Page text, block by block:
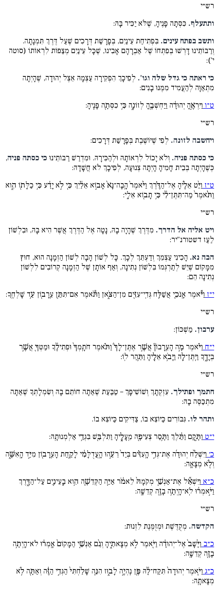
רש״י
ותתעלף. כִּסְּתָה פָנֶיהָ, שֶׁלֹּא יַכִּיר בָּהּ:
ותשב בפתח עינים. בִּפְתִיחַת עֵינַיִם, בְּפָרָשַׁת דְּרָכִים שֶׁעַל דֶּרֶךְ תִּמְנָתָה.
וְרַבּוֹתֵינוּ דָּרְשׁוּ בְּפִתְחוֹ שֶׁל אַבְרָהָם אָבִינוּ, שֶׁכָּל עֵינַיִם מְצַפּוֹת לִרְאוֹתוֹ (סוטה
י'):
כי ראתה כי גדל שלה וגו'. לְפִיכָךְ הִפְקִירָה עַצְמָהּ אֵצֶל יְהוּדָה, שֶׁהָיְתָה
מִתְאַוָּה לְהַעֲמִיד מִמֶּנּוּ בָנִים:
ט״ו וַיִּרְאֶ֣הָ יְהוּדָ֔ה וַיַּחְשְׁבֶ֖הָ לְזוֹנָ֑ה כִּ֥י כִסְּתָ֖ה פָּנֶֽיהָ:
רש״י
ויחשבה לזונה. לְפִי שֶׁיּוֹשֶׁבֶת בְּפָרָשַׁת דְּרָכִים:
כי כסתה פניה. וְלֹא יָכוֹל לִרְאוֹתָהּ וּלְהַכִּירָהּ. וּמִדְרַשׁ רַבּוֹתֵינוּ כי כסתה פניה,
כְּשֶׁהָיְתָה בְּבֵית חָמִיהָ הָיְתָה צְנוּעָה, לְפִיכָךְ לֹא חֲשָׁדָהּ:
ט״ז וַיֵּ֨ט אֵלֶ֜יהָ אֶל־הַדֶּ֗רֶךְ וַיֹּ֨אמֶר֙ הָֽבָה־נָּא֙ אָב֣וֹא אֵלַ֔יִךְ כִּ֚י לֹ֣א יָדַ֔ע כִּ֥י כַלָּת֖וֹ הִ֑וא
וַתֹּ֨אמֶר֙ מַה־תִּתֶּן־לִ֔י כִּ֥י תָב֖וֹא אֵלָֽי:
רש״י
ויט אליה אל הדרך. מִדֶּרֶךְ שֶׁהָיָה בָהּ, נָטָה אֶל הַדֶּרֶךְ אֲשֶׁר הִיא בָּהּ, וּבִלְשׁוֹן
לַעַז דשטורנ"יר:
הבה נא. הָכִינִי עַצְמֵךְ וְדַעְתֵּךְ לְכָךְ. כָּל לְשׁוֹן הָבָה לְשׁוֹן הַזְמָנָה הוּא, חוּץ
מִמָּקוֹם שֶׁיֵּשׁ לְתַרְגְּמוֹ בִּלְשׁוֹן נְתִינָה, וְאַף אוֹתָן שֶׁל הַזְמָנָה קְרוֹבִים לִלְשׁוֹן
נְתִינָה הֵם:
י״ז וַיֹּ֕אמֶר אָֽנֹכִ֛י אֲשַׁלַּ֥ח גְּדִֽי־עִזִּ֖ים מִן־הַצֹּ֑אן וַתֹּ֕אמֶר אִם־תִּתֵּ֥ן עֵֽרָב֖וֹן עַ֥ד שָׁלְחֶֽךָ:
רש״י
ערבון. מַשְׁכּוֹן:
י״ח וַיֹּ֗אמֶר מָ֣ה הָעֵֽרָבוֹן֘ אֲשֶׁ֣ר אֶתֶּן־לָךְ֒ וַתֹּ֗אמֶר חֹתָֽמְךָ֙ וּפְתִילֶ֔ךָ וּמַטְּךָ֖ אֲשֶׁ֣ר
בְּיָדֶ֑ךָ וַיִּֽתֶּן־לָ֛הּ וַיָּבֹ֥א אֵלֶ֖יהָ וַתַּ֥הַר לֽוֹ:
רש״י
חתמך ופתילך. עִזְקְתָךְ וְשׁוֹשִׁיפָּךְ – טַבַּעַת שֶׁאַתָה חוֹתֵם בָּהּ וְשִׂמְלָתְךָ שֶׁאַתָּה
מִתְכַּסֶּה בָהּ:
ותהר לו. גִּבּוֹרִים כַּיּוֹצֵא בוֹ, צַדִּיקִים כַּיּוֹצֵא בוֹ.
י״ט וַתָּ֣קָם וַתֵּ֔לֶךְ וַתָּ֥סַר צְעִיפָ֖הּ מֵֽעָלֶ֑יהָ וַתִּלְבַּ֖שׁ בִּגְדֵ֥י אַלְמְנוּתָֽהּ:
כ׳ וַיִּשְׁלַ֨ח יְהוּדָ֜ה אֶת־גְּדִ֣י הָֽעִזִּ֗ים בְּיַד֙ רֵעֵ֣הוּ הָֽעֲדֻלָּמִ֔י לָקַ֥חַת הָעֵֽרָב֖וֹן מִיַּ֣ד הָֽאִשָּׁ֑ה
וְלֹ֖א מְצָאָֽהּ:
כ״א וַיִּשְׁאַ֞ל אֶת־אַנְשֵׁ֤י מְקֹמָהּ֙ לֵאמֹ֔ר אַיֵּ֧ה הַקְּדֵשָׁ֛ה הִ֥וא בָֽעֵינַ֖יִם עַל־הַדָּ֑רֶךְ
וַיֹּ֣אמְר֔וּ לֹֽא־הָֽיְתָ֥ה בָזֶ֖ה קְדֵשָֽׁה:
רש״י
הקדשה. מְקֻדֶּשֶׁת וּמְזֻמֶּנֶת לִזְנוּת:
כ״ב וַיָּ֨שָׁב֙ אֶל־יְהוּדָ֔ה וַיֹּ֖אמֶר לֹ֣א מְצָאתִ֑יהָ וְגַ֨ם אַנְשֵׁ֤י הַמָּקוֹם֙ אָֽמְר֔וּ לֹא־הָֽיְתָ֥ה
בָזֶ֖ה קְדֵשָֽׁה:
כ״ג וַיֹּ֤אמֶר יְהוּדָה֙ תִּקַּח־לָ֔הּ פֶּ֖ן נִֽהְיֶ֣ה לָב֑וּז הִנֵּ֤ה שָׁלַ֨חְתִּי֙ הַגְּדִ֣י הַזֶּ֔ה וְאַתָּ֖ה לֹ֥א
מְצָאתָֽהּ: